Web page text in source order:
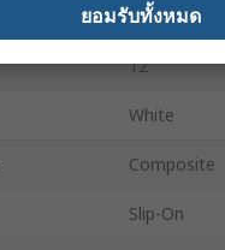
47
12
White
Composite
Slip-On
ยอมรับทั้งหมด